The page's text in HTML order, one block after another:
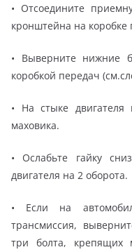
• Отсоедините
кронштейна на коробке
• Выверните нижние
коробкой передач
• На стыке
маховика.
• Ослабьте гайку
двигателя на 2 оборота.
• Если на
трансмиссия,
три болта, крепящих